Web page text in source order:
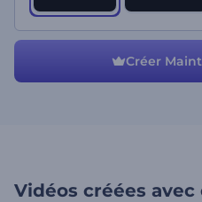
Créer
Vidéos créées avec